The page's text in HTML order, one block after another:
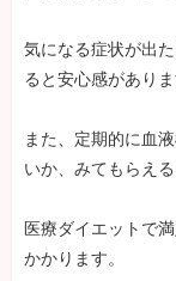
気になる症状が出
ると安心感がありま
また、定期的に血
いか、みてもらえ
医療ダイエットで
かかります。